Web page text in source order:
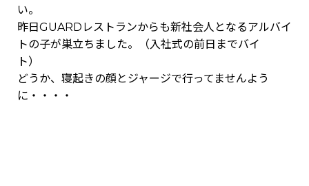
い。
昨日GUARDレストランからも新社会人となるアルバイ
トの子が巣立ちました。（入社式の前日までバイ
ト）
どうか、寝起きの顔とジャージで行ってませんよう
に・・・・